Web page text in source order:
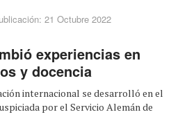
21 Octubre 2022
experiencias en
y docencia
internacional se desarrolló en el
por el Servicio Alemán de